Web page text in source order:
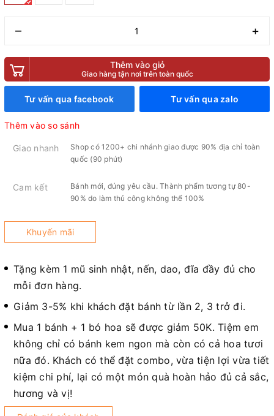
– +
Thêm vào giỏ
Giao hàng tận nơi trên toàn quốc
Tư vấn qua facebook Tư vấn qua zalo
Thêm vào so sánh
Giao nhanh
Shop có 1200+ chi nhánh giao được 90% địa chỉ toàn
quốc (90 phút)
Cam kết
Bánh mới, đúng yêu cầu. Thành phẩm tương tự 80-
90% do làm thủ công không thể 100%
Khuyến mãi
Tặng kèm 1 mũ sinh nhật, nến, dao, đĩa đầy đủ cho
mỗi đơn hàng.
Giảm 3-5% khi khách đặt bánh từ lần 2, 3 trở đi.
Mua 1 bánh + 1 bó hoa sẽ được giảm 50K. Tiệm em
không chỉ có bánh kem ngon mà còn có cả hoa tươi
nữa đó. Khách có thể đặt combo, vừa tiện lợi vừa tiết
kiệm chi phí, lại có một món quà hoàn hảo đủ cả sắc,
hương và vị!